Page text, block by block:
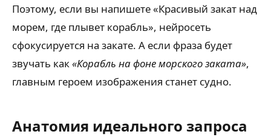
Поэтому, если вы напишете «Красивый закат над
морем, где плывет корабль», нейросеть
сфокусируется на закате. А если фраза будет
звучать как«Корабль на фоне морского заката»,
главным героем изображения станет судно.
Анатомия идеального запроса